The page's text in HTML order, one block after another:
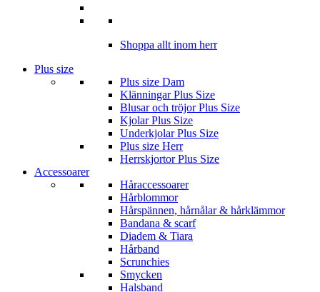
Shoppa allt inom herr
Plus size
Plus size Dam
Klänningar Plus Size
Blusar och tröjor Plus Size
Kjolar Plus Size
Underkjolar Plus Size
Plus size Herr
Herrskjortor Plus Size
Accessoarer
Håraccessoarer
Hårblommor
Hårspännen, hårnålar & hårklämmor
Bandana & scarf
Diadem & Tiara
Hårband
Scrunchies
Smycken
Halsband